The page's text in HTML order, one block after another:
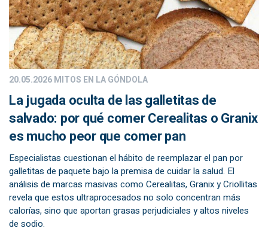
20.05.2026MITOS EN LA GÓNDOLA
La jugada oculta de las galletitas de
salvado: por qué comer Cerealitas o Granix
es mucho peor que comer pan
Especialistas cuestionan el hábito de reemplazar el pan por
galletitas de paquete bajo la premisa de cuidar la salud. El
análisis de marcas masivas como Cerealitas, Granix y Criollitas
revela que estos ultraprocesados no solo concentran más
calorías, sino que aportan grasas perjudiciales y altos niveles
de sodio.